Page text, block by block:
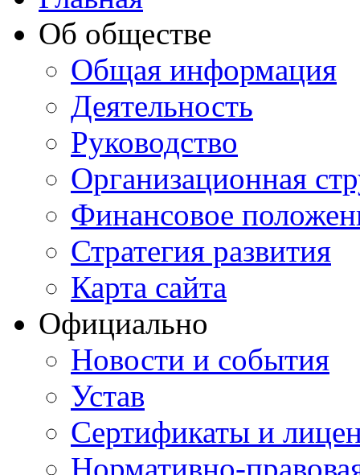
Об обществе
Общая информация
Деятельность
Руководство
Организационная
Финансовое
Стратегия развития
Карта сайта
Официально
Новости и события
Устав
Сертификаты и